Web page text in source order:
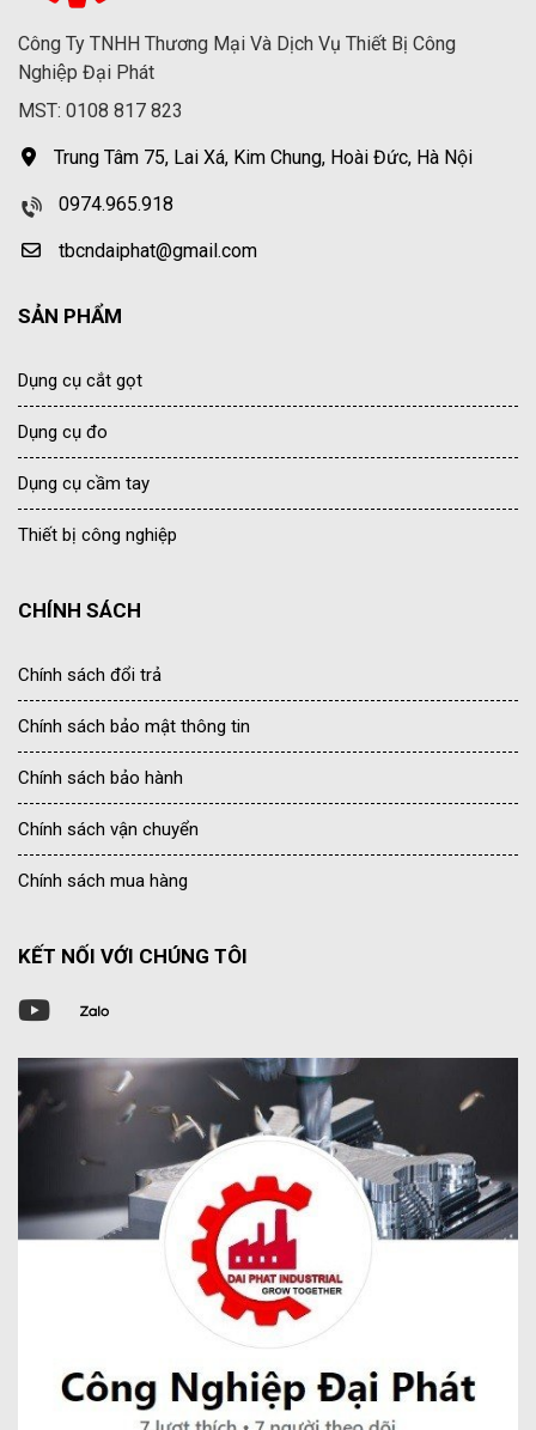
Công Ty TNHH Thương Mại Và Dịch Vụ Thiết Bị Công
Nghiệp Đại Phát
MST: 0108 817 823
Trung Tâm 75, Lai Xá, Kim Chung, Hoài Đức, Hà Nội
0974.965.918
tbcndaiphat@gmail.com
SẢN PHẨM
Dụng cụ cắt gọt
Dụng cụ đo
Dụng cụ cầm tay
Thiết bị công nghiệp
CHÍNH SÁCH
Chính sách đổi trả
Chính sách bảo mật thông tin
Chính sách bảo hành
Chính sách vận chuyển
Chính sách mua hàng
KẾT NỐI VỚI CHÚNG TÔI